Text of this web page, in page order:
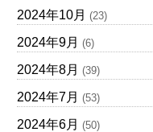
2024年10月 (23)
2024年9月 (6)
2024年8月 (39)
2024年7月 (53)
2024年6月 (50)